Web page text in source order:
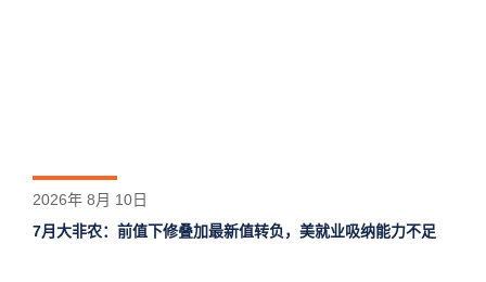
2026年 8月 10日
7月大非农：前值下修叠加最新值转负，美就业吸纳能力不足